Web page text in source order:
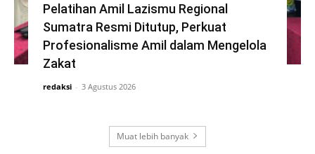
Pelatihan Amil Lazismu Regional
Sumatra Resmi Ditutup, Perkuat
Profesionalisme Amil dalam Mengelola
Zakat
redaksi - 3 Agustus 2026
Muat lebih banyak